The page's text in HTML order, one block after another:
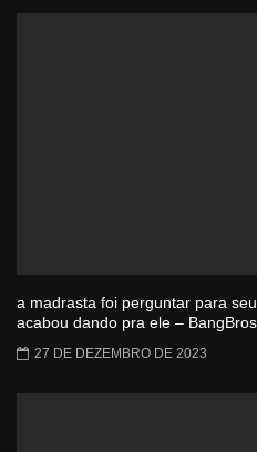
a madrasta foi perguntar para
acabou dando pra ele – BangBros
27 DE DEZEMBRO DE 2023